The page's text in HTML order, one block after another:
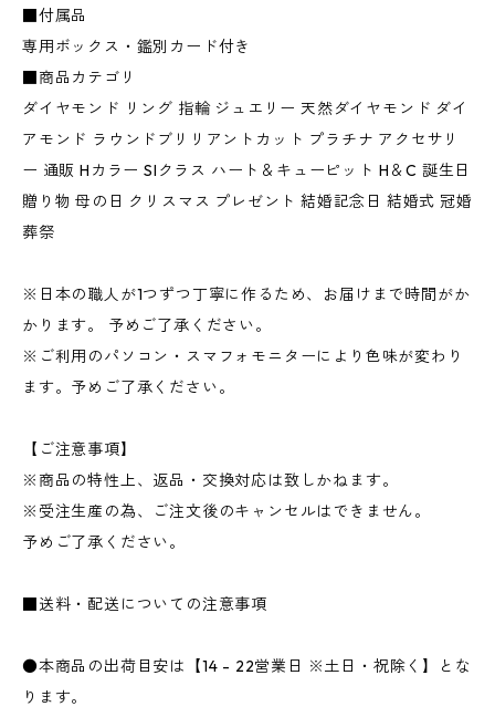
■付属品
専用ボックス・鑑別カード付き
■商品カテゴリ
ダイヤモンド リング 指輪 ジュエリー 天然ダイヤモンド ダイ
アモンド ラウンドブリリアントカット プラチナ アクセサリ
ー 通販 Hカラー SIクラス ハート＆キューピット H＆C 誕生日
贈り物 母の日 クリスマス プレゼント 結婚記念日 結婚式 冠婚
葬祭
※日本の職人が1つずつ丁寧に作るため、お届けまで時間がか
かります。 予めご了承ください。
※ご利用のパソコン・スマフォモニターにより色味が変わり
ます。予めご了承ください。
【ご注意事項】
※商品の特性上、返品・交換対応は致しかねます。
※受注生産の為、ご注文後のキャンセルはできません。
予めご了承ください。
■送料・配送についての注意事項
●本商品の出荷目安は【14 - 22営業日 ※土日・祝除く】とな
ります。